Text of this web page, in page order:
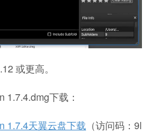
或更高。
1.7.4.dmg下载：
1.7.4天翼云盘下载 （访问码：9l